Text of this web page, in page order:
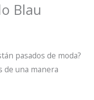
Blau
pasados de moda?
de una manera